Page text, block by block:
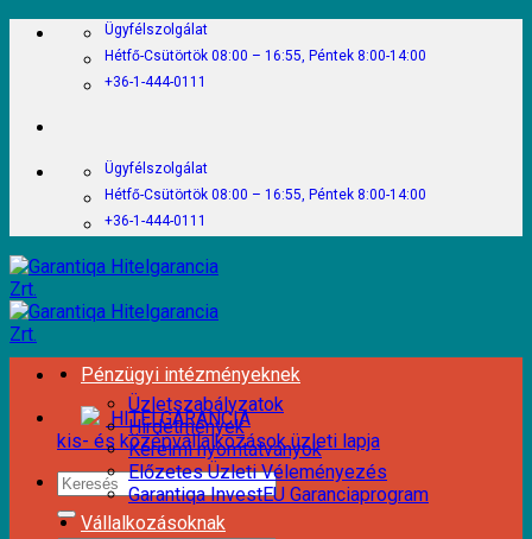
Skip
Ügyfélszolgálat
Hétfő-Csütörtök 08:00 – 16:55, Péntek 8:00-14:00
+36-1-444-0111
Ügyfélszolgálat
Hétfő-Csütörtök 08:00 – 16:55, Péntek 8:00-14:00
+36-1-444-0111
HITELGARANCIA
kis- és középvállalkozások üzleti lapja
Pénzügyi intézményeknek
Üzletszabályzatok
Hirdetmények
Kérelmi nyomtatványok
Előzetes Üzleti Véleményezés
Garantiqa InvestEU Garanciaprogram
Vállalkozásoknak